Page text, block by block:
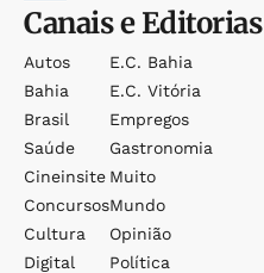
Canais e Editorias
Autos
Bahia
Brasil
Saúde
Cineinsite
Concursos
Cultura
Digital
E.c. Bahia
E.c. Vitória
Empregos
Gastronomia
Muito
Mundo
Opinião
Política